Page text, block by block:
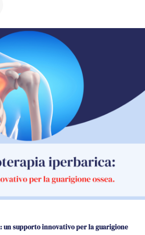
un supporto innovativo per la guarigione